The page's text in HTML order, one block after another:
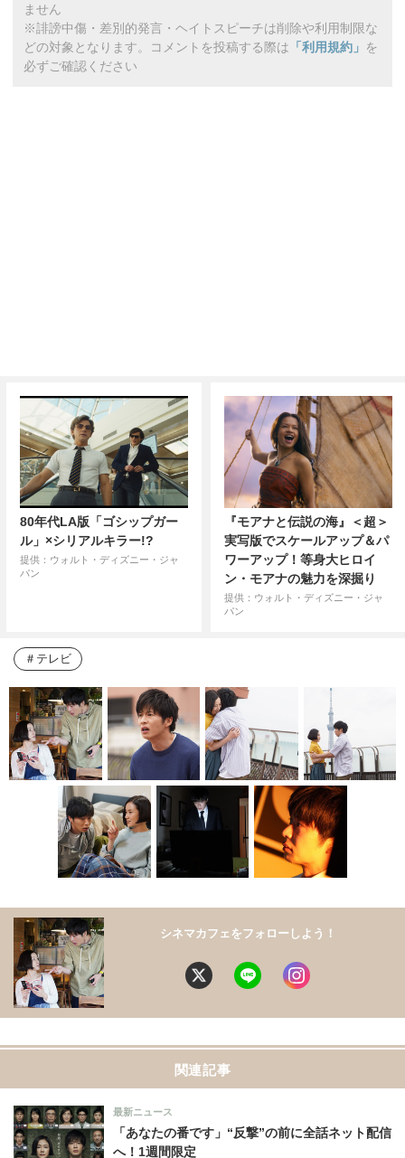
ません
※誹謗中傷・差別的発言・ヘイトスピーチは削除や利用制限な
どの対象となります。コメントを投稿する際は 「利用規約」 を
必ずご確認ください
80年代LA版「ゴシップガー
ル」×シリアルキラー!?
提供：ウォルト・ディズニー・ジャ
パン
『モアナと伝説の海』＜超＞
実写版でスケールアップ＆パ
ワーアップ！等身大ヒロイ
ン・モアナの魅力を深掘り
提供：ウォルト・ディズニー・ジャ
パン
テレビ
シネマカフェをフォローしよう！
関連記事
「あなたの番です」“反撃”の前に全話ネット配信
へ！1週間限定
最新ニュース